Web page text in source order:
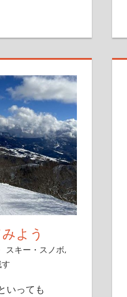
よう
スキー・スノボ,
いっても